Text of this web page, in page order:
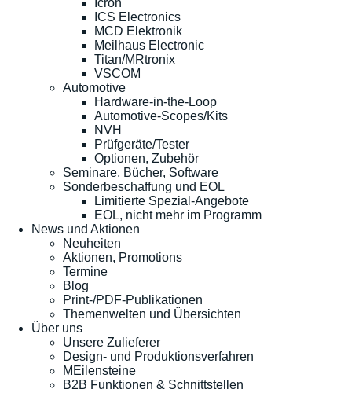
ICS Electronics
MCD Elektronik
Meilhaus Electronic
Titan/MRtronix
VSCOM
Automotive
Hardware-in-the-Loop
Automotive-Scopes/Kits
NVH
Prüfgeräte/Tester
Optionen, Zubehör
Seminare, Bücher, Software
Sonderbeschaffung und EOL
Limitierte Spezial-Angebote
EOL, nicht mehr im Programm
News und Aktionen
Neuheiten
Aktionen, Promotions
Termine
Blog
Print-/PDF-Publikationen
Themenwelten und Übersichten
Über uns
Unsere Zulieferer
Design- und Produktionsverfahren
MEilensteine
B2B Funktionen & Schnittstellen